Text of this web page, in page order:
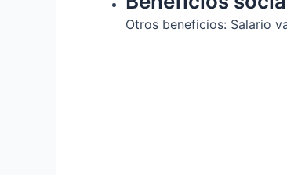
Otros beneficios: Salario